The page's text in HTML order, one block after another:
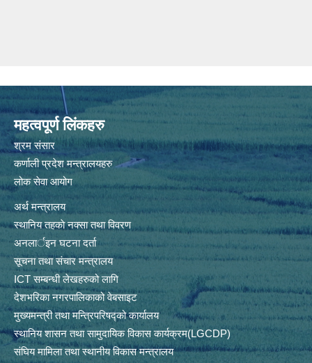
महत्वपूर्ण लिंकहरु
श्रम संसार
कर्णाली प्रदेश मन्त्रालयहरु
लोक सेवा आयोग
अर्थ मन्त्रालय
स्थानिय तहकाे नक्सा तथा विवरण
अनलार्इन घटना दर्ता
सूचना तथा संचार मन्त्रालय
ICT सम्बन्धी लेखहरुको लागि
देशभरिका नगरपालिकाको वेबसाइट
मुख्यमन्त्री तथा मन्त्रिपरिषद्को कार्यालय
स्थानिय शासन तथा सामुदायिक विकास कार्यक्रम(LGCDP)
संघिय मामिला तथा स्थानीय विकास मन्त्रालय